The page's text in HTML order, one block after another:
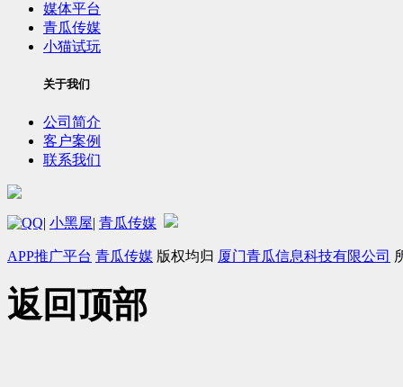
媒体平台
青瓜传媒
小猫试玩
关于我们
公司简介
客户案例
联系我们
| 小黑屋| 青瓜传媒
APP推广平台 青瓜传媒 版权均归 厦门青瓜信息科技有限公司
返回顶部